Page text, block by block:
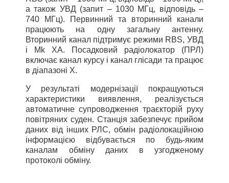
а також УВД (запит – 1030 МГц, відповідь –
740 МГц). Первинний та вторинний канали
працюють на одну загальну антенну.
Вторинний канал підтримує режими RBS, УВД
і Mk XA. Посадковий радіолокатор (ПРЛ)
включає канал курсу і канал глісади та працює
в діапазоні X.
У результаті модернізації покращуються
характеристики виявлення, реалізується
автоматичне супроводження траєкторій руху
повітряних суден. Станція забезпечує прийом
даних від інших РЛС, обмін радіолокаційною
інформацією відбувається по будь-яким
каналам обміну даних в узгодженому
протоколі обміну.